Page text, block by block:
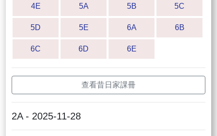
4E 5A 5B 5C
5D 5E 6A 6B
6C 6D 6E
查看昔日家課冊
2A - 2025-11-28